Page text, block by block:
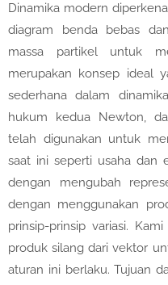
Dinamika modern
diagram benda bebas
massa partikel untuk
merupakan konsep ideal
sederhana dalam
hukum kedua Newton,
telah digunakan untuk
saat ini seperti usaha dan
dengan mengubah
dengan menggunakan
prinsip-prinsip variasi.
produk silang dari vektor
aturan ini berlaku. Tujuan